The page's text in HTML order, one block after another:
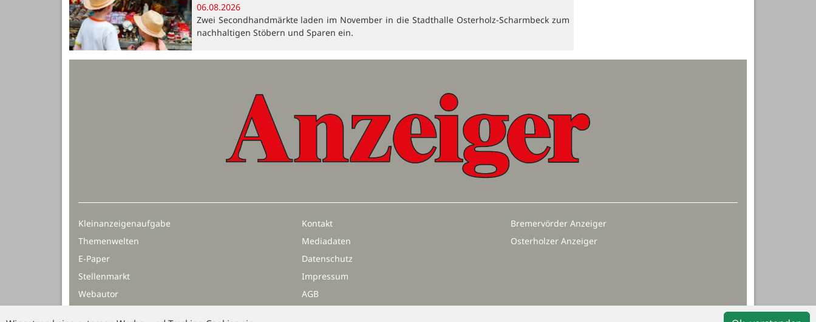
06.08.2026
Zwei Secondhandmärkte laden im November in die Stadthalle Osterholz-Scharmbeck zum
nachhaltigen Stöbern und Sparen ein.
Kleinanzeigenaufgabe
Themenwelten
E-Paper
Stellenmarkt
Webautor
Kontakt
Mediadaten
Datenschutz
Impressum
AGB
Bremervörder Anzeiger
Osterholzer Anzeiger